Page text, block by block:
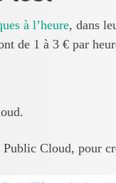
à l’heure, dans
de 1 à 3 € par
Cloud, pour